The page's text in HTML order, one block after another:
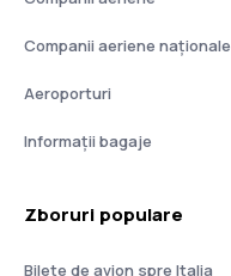
Companii aeriene naţionale
Aeroporturi
Informații bagaje
Zboruri populare
Bilete de avion spre Italia